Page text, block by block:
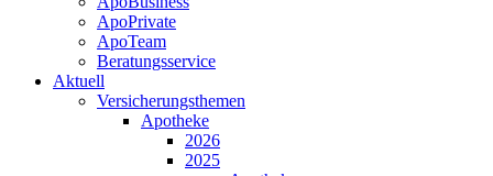
ApoPrivate
ApoTeam
Beratungsservice
Aktuell
Versicherungsthemen
Apotheke
2026
2025